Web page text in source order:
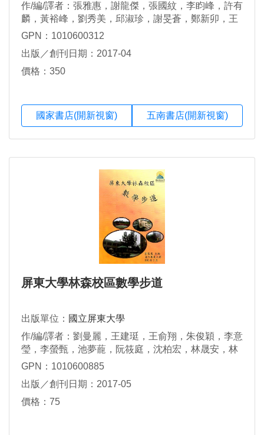
作/編/譯者：張雅惠，謝龍傑，張國紋，李盷峰，許有
麟，黃裕峰，劉秀美，邱淑珍，謝旻蒼，鄭新卯，王
毓誠，林聯發
GPN：1010600312
出版／創刊日期：2017-04
價格：350
國家書店(開新視窗) 五南書店(開新視窗)
屏東大學林森校區數學步道
出版單位： 國立屏東大學
作/編/譯者：劉曼麗，王建珽，王俞翔，朱俊穎，李意
瑩，李螢甄，池夢蘢，阮筱庭，沈柏宏，林晟安，林
玟萱，林怡君，邱子益，姜任昕，張澄楦，張哲銘，
瑋，許芷瑄，黃瑋錞，黃暄閔， 楊珮蓁，廖培媖，鄭
宇喬，潘廷瑜，蔡欣育，謝佩娟，謝孆諄，鍾明任
GPN：1010600885
出版／創刊日期：2017-05
價格：75